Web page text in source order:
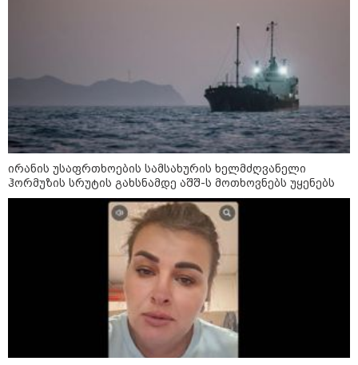
ოქროს ფასი ბოლო 2 თვის
მაქსიმუმზეა - რა დგას ძვირფასი
ლითონის მკვეთრი გაძვირების
უნცია ოქრო დღიურად 101
დოლარით გაძვირდა - რა ღირს
გრამი საქართველოში?
„ტურისტების შემცირების მთავარი
მიზეზი ალბათ, ის პრორუსული,
პროჩინური, პროირანული
პოლიტიკაა, რომელსაც ქვეყანა
ატარებს“ - ცოტნე ჯაფარიძე
ირანის უსაფრთხოების სამსახურის ხელმძღვანელი
ჰორმუზის სრუტის გახსნამდე აშშ-ს მოთხოვნებს უყენებს